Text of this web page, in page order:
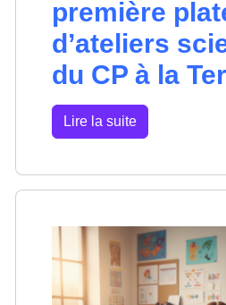
première
d’ateliers
du CP à la
Lire la suite